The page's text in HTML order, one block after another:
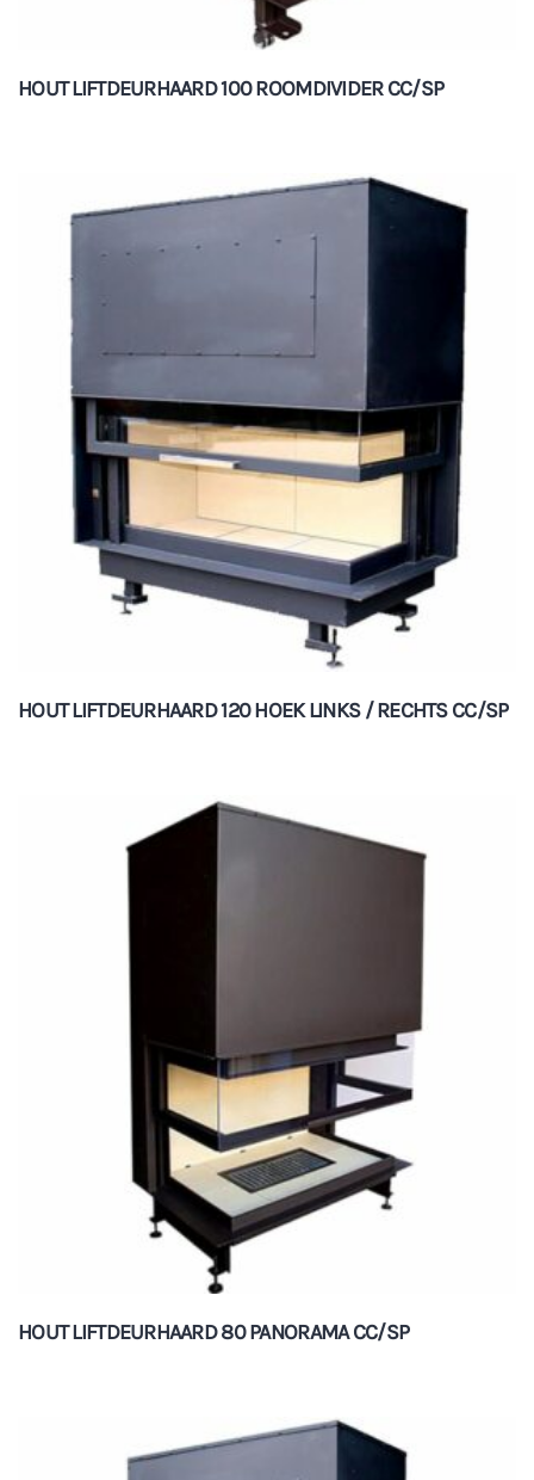
HOUT LIFTDEURHAARD 100 ROOMDIVIDER CC/SP
HOUT LIFTDEURHAARD 120 HOEK LINKS / RECHTS CC/SP
HOUT LIFTDEURHAARD 80 PANORAMA CC/SP